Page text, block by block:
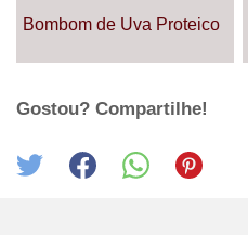
Bombom de Uva Proteico
Gostou? Compartilhe!